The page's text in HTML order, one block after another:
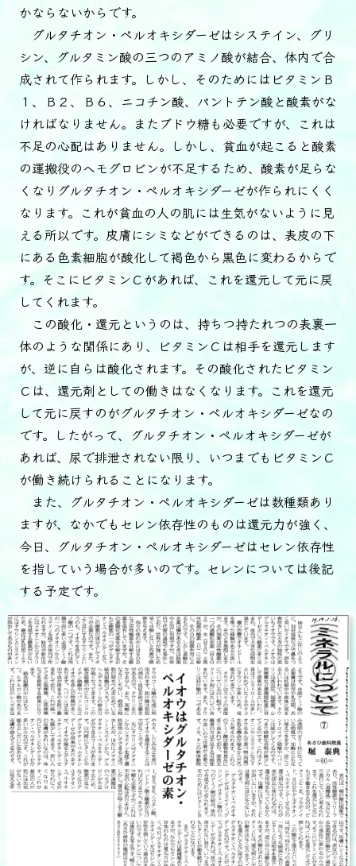
かならないからです。
グルタチオン・ペルオキシダーゼはシステイン、グリ
シン、グルタミン酸の三つのアミノ酸が結合、体内で合
成されて作られます。しかし、そのためにはビタミンＢ
１、Ｂ２、Ｂ６、ニコチン酸、パントテン酸と酸素がな
ければなりません。またブドウ糖も必要ですが、これは
不足の心配はありません。しかし、貧血が起こると酸素
の運搬役のヘモグロビンが不足するため、酸素が足らな
くなりグルタチオン・ペルオキシダーゼが作られにくく
なります。これが貧血の人の肌には生気がないように見
える所以です。皮膚にシミなどができるのは、表皮の下
にある色素細胞が酸化して褐色から黒色に変わるからで
す。そこにビタミンＣがあれば、これを還元して元に戻
してくれます。
この酸化・還元というのは、持ちつ持たれつの表裏一
体のような関係にあり、ビタミンＣは相手を還元します
が、逆に自らは酸化されます。その酸化されたビタミン
Ｃは、還元剤としての働きはなくなります。これを還元
して元に戻すのがグルタチオン・ペルオキシダーゼなの
です。したがって、グルタチオン・ペルオキシダーゼが
あれば、尿で排泄されない限り、いつまでもビタミンＣ
が働き続けられることになります。
また、グルタチオン・ペルオキシダーゼは数種類あり
ますが、なかでもセレン依存性のものは還元力が強く、
今日、グルタチオン・ペルオキシダーゼはセレン依存性
を指していう場合が多いのです。セレンについては後記
する予定です。